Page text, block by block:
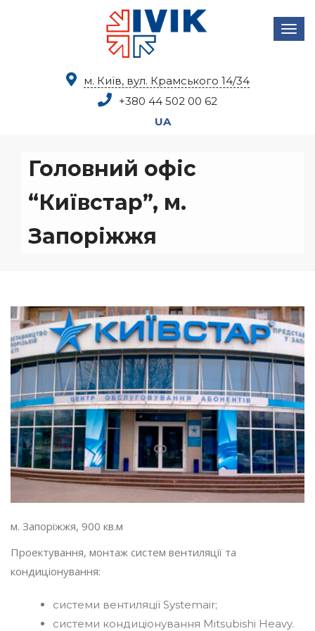
м. Київ, вул. Крамського 14/34
+380 44 502 00 62
UA
Головний офіс
“Київстар”, м.
Запоріжжя
м. Запоріжжя, 900 кв.м
Проектування, монтаж систем вентиляції та
кондиціонування:
системи вентиляції Systemair;
системи кондиціонування Mitsubishi Heavy.